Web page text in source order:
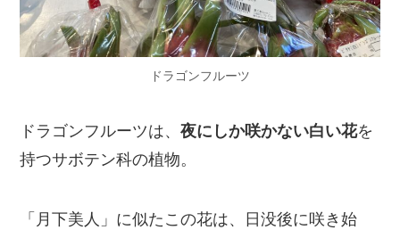
ドラゴンフルーツ
ドラゴンフルーツは、夜にしか咲かない白い花を
持つサボテン科の植物。
「月下美人」に似たこの花は、日没後に咲き始